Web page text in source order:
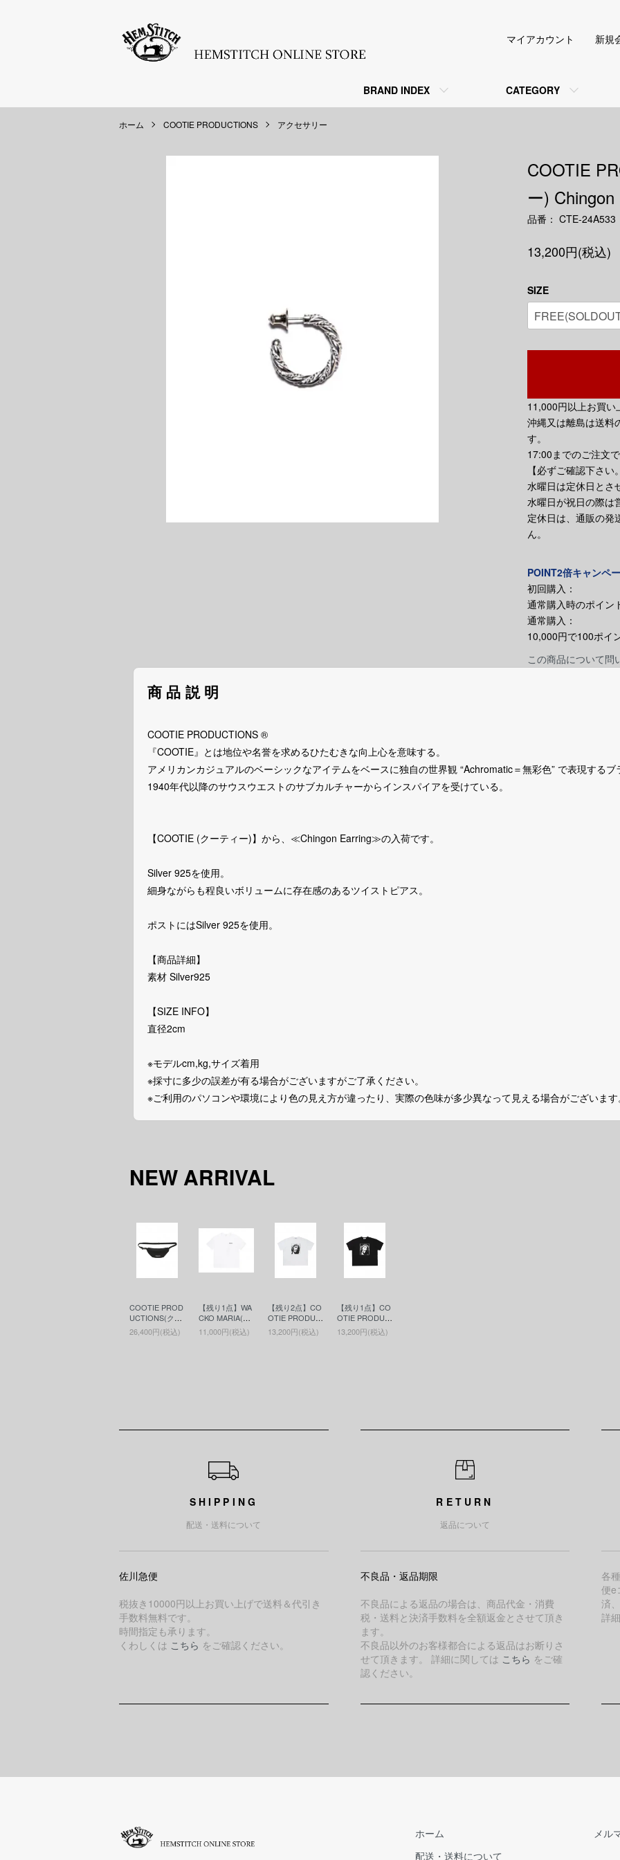
BRAND INDEX CATEGORY
マイアカウント 新規
ホーム COOTIE PRODUCTIONS アクセサリー
COOTIE
ー)
品番： CTE-24A533
13,200円(税込)
SIZE
11,000円以上お買
沖縄又は離島は送料
す。
17:00までのご注文
【必ずご確認下さい
水曜日は定休日とさ
水曜日が祝日の際は
定休日は、通販の発
ん。
POINT2倍キャンペ
初回購入：
通常購入時のポイン
通常購入：
10,000円で100ポイ
この商品について問
商品説明
COOTIE PRODUCTIONS ®︎
『COOTIE』とは地位や名誉を求めるひたむきな向上心を意味する。
アメリカンカジュアルのベーシックなアイテムをベースに独自の世界観 “Achromatic＝無彩色” で表現するブ
1940年代以降のサウスウエストのサブカルチャーからインスパイアを受けている。
【COOTIE (クーティー)】から、≪Chingon Earring≫の入荷です。
Silver 925を使用。
細身ながらも程良いボリュームに存在感のあるツイストピアス。
ポストにはSilver 925を使用。
【商品詳細】
素材 Silver925
【SIZE INFO】
直径2cm
※モデルcm,kg,サイズ着用
※採寸に多少の誤差が有る場合がございますがご了承ください。
※ご利用のパソコンや環境により色の見え方が違ったり、実際の色味が多少異なって見える場合がございま
NEW ARRIVAL
COOTIE PROD
UCTIONS(クー
ティー)Nylon O
x Waist Bag(ウ
26,400円(税込)
【残り1点】WA
CKO MARIA(ワ
コマリア)WASH
ED HEAVY WEI
11,000円(税込)
【残り2点】CO
OTIE PRODUC
TIONS(クーテ
ィー)Print S/S T
13,200円(税込)
【残り1点】CO
OTIE PRODUC
TIONS(クーテ
ィー)Print S/S T
13,200円(税込)
SHIPPING
配送・送料について
佐川急便
税抜き10000円以上お買い上げで送料＆代引き
手数料無料です。
時間指定も承ります。
くわしくは こちら をご確認ください。
RETURN
返品について
不良品・返品期限
不良品による返品の場合は、商品代金・消費
税・送料と決済手数料を全額返金とさせて頂き
ます。
不良品以外のお客様都合による返品はお断りさ
せて頂きます。 詳細に関しては こちら をご確
認ください。
各
便e
済
詳
ホーム
配送・送料について
メル